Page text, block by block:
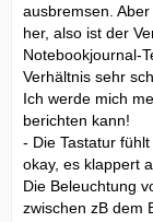
ausbremsen.
her, also ist der
Notebookjournal-
Verhältnis sehr
Ich werde mich
berichten kann!
- Die Tastatur
okay, es klappert
Die Beleuchtung
zwischen zB dem